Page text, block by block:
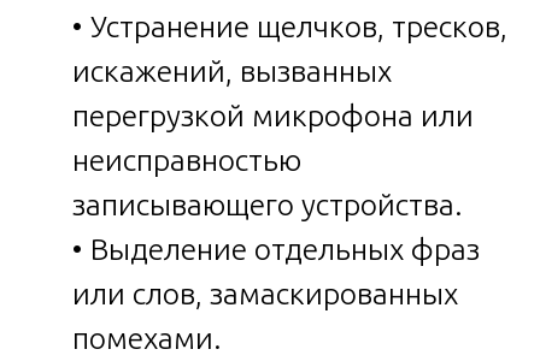
• Устранение щелчков, тресков,
искажений, вызванных
перегрузкой микрофона или
неисправностью
записывающего устройства.
• Выделение отдельных фраз
или слов, замаскированных
помехами.